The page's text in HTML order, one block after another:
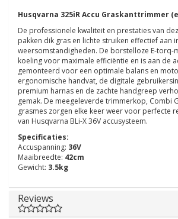
Husqvarna 325iR Accu Graskanttrimmer
De professionele kwaliteit en prestaties van
pakken dik gras en lichte struiken effectief aan
weersomstandigheden. De borstelloze E-torq-
koeling voor maximale efficiëntie en is aan de
gemonteerd voor een optimale balans en
ergonomische handvat, de digitale
premium harnas en de zachte handgreep
gemak. De meegeleverde trimmerkop, Combi
grasmes zorgen elke keer weer voor perfecte
van Husqvarna BLi-X 36V accusysteem.
Specificaties:
Accuspanning: 36V
Maaibreedte: 42cm
Gewicht: 3.5kg
Reviews